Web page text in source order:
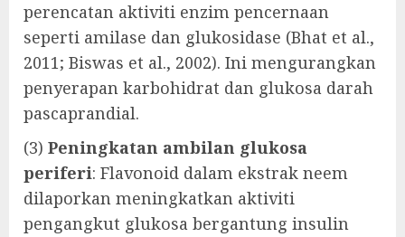
perencatan aktiviti enzim pencernaan
seperti amilase dan glukosidase (Bhat et al.,
2011; Biswas et al., 2002). Ini mengurangkan
penyerapan karbohidrat dan glukosa darah
pascaprandial.
(3) Peningkatan ambilan glukosa
periferi: Flavonoid dalam ekstrak neem
dilaporkan meningkatkan aktiviti
pengangkut glukosa bergantung insulin